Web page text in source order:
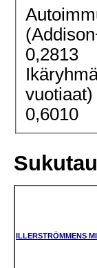
0,2813
0,6010
ILLERSTRÖMMENS